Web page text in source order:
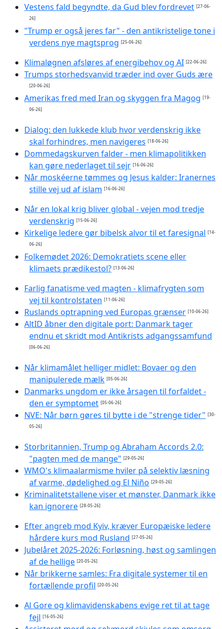
Vestens fald begyndte, da Gud blev fordrevet [27-06-
26]
"Trump er også jeres far" - den antikristelige tone i
verdens nye magtsprog [25-06-26]
Klimaløgnen afsløres af energibehov og AI [22-06-26]
Trumps storhedsvanvid træder ind over Guds ære
[20-06-26]
Amerikas fred med Iran og skyggen fra Magog [19-
06-26]
Dialog: den lukkede klub hvor verdenskrig ikke
skal forhindres, men navigeres [18-06-26]
Dommedagskurven falder - men klimapolitikken
kan gøre nederlaget til sejr [16-06-26]
Når moskéerne tømmes og Jesus kalder: Iranernes
stille vej ud af islam [16-06-26]
Når en lokal krig bliver global - vejen mod tredje
verdenskrig [15-06-26]
Kirkelige ledere gør bibelsk alvor til et faresignal [14-
06-26]
Folkemødet 2026: Demokratiets scene eller
klimaets prædikestol? [13-06-26]
Farlig fanatisme ved magten - klimafrygten som
vej til kontrolstaten [11-06-26]
Ruslands optrapning ved Europas grænser [10-06-26]
AltID åbner den digitale port: Danmark tager
endnu et skridt mod Antikrists adgangssamfund
[06-06-26]
Når klimamålet helliger midlet: Bovaer og den
manipulerede mælk [05-06-26]
Danmarks ungdom er ikke årsagen til forfaldet -
den er symptomet [05-06-26]
NVE: Når børn gøres til bytte i de "strenge tider" [30-
05-26]
Storbritannien, Trump og Abraham Accords 2.0:
"pagten med de mange" [29-05-26]
WMO's klimaalarmisme hviler på selektiv læsning
af varme, dødelighed og El Niño [29-05-26]
Kriminalitetstallene viser et mønster, Danmark ikke
kan ignorere [28-05-26]
Efter angreb mod Kyiv, kræver Europæiske ledere
hårdere kurs mod Rusland [27-05-26]
Jubelåret 2025-2026: Forløsning, høst og samlingen
af de hellige [20-05-26]
Når brikkerne samles: Fra digitale systemer til en
fortællende profil [20-05-26]
Al Gore og klimavidenskabens evige ret til at tage
fejl [16-05-26]